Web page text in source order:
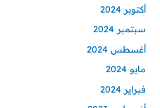
أكتوبر 2024
سبتمبر 2024
أغسطس 2024
مايو 2024
فبراير 2024